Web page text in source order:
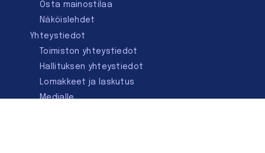
Osta mainostilaa
Näköislehdet
Yhteystiedot
Toimiston yhteystiedot
Hallituksen yhteystiedot
Lomakkeet ja laskutus
Medialle